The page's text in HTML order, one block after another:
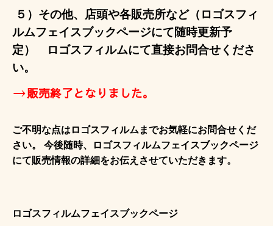
５）その他、 店頭や各販売所など（ロゴスフィ
ルムフェイスブックページにて随時更新予
定）
ロゴスフィルムにて直接お問合せくださ
い。
→販売終了となりました。
ご不明な点はロゴスフィルムまでお気軽にお問合せくだ
さい。 今後随時、ロゴスフィルムフェイスブックページ
にて販売情報の詳細をお伝えさせていただきます。
ロゴスフィルムフェイスブックページ